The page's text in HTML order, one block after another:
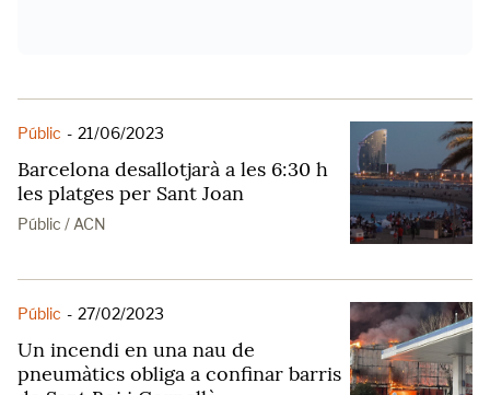
Públic - 21/06/2023
Barcelona desallotjarà a les 6:30 h
les platges per Sant Joan
Públic / ACN
Públic - 27/02/2023
Un incendi en una nau de
pneumàtics obliga a confinar barris